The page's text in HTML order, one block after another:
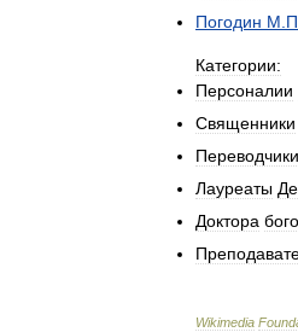
Погодин М П
Категории:
Персоналии
Священники
Переводчики
Лауреаты
Доктора
Wikimedia